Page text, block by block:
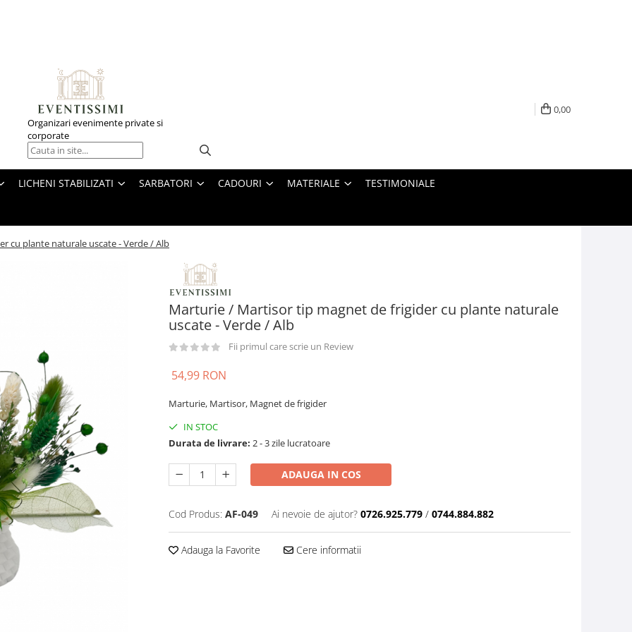
Organizari evenimente private si
corporate
0,00
LICHENI STABILIZATI SARBATORI CADOURI MATERIALE TESTIMONIALE
cu plante naturale uscate - Verde / Alb
Marturie / Martisor tip magnet de frigider cu plante naturale
uscate - Verde / Alb
Fii primul care scrie un Review
54,99 RON
Marturie, Martisor, Magnet de frigider
IN STOC
Durata de livrare: 2 - 3 zile lucratoare
ADAUGA IN COS
Cod Produs: AF-049 Ai nevoie de ajutor? 0726.925.779 / 0744.884.882
Adauga la Favorite Cere informatii